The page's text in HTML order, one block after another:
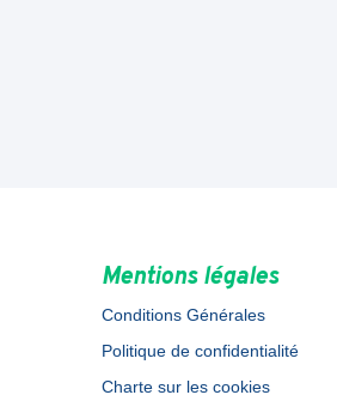
Mentions légales
Conditions Générales
Politique de confidentialité
Charte sur les cookies